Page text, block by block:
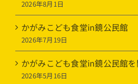
2026年8月1日
かがみこども食堂in鏡公民館
2026年7月19日
かがみこども食堂in鏡公民館を
2026年5月16日